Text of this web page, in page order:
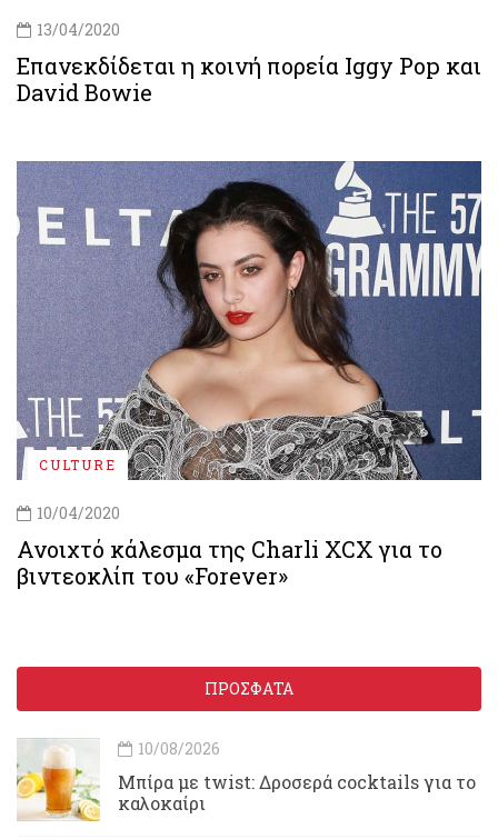
13/04/2020
Επανεκδίδεται η κοινή πορεία Iggy Pop και
David Bowie
CULTURE
10/04/2020
Ανοιχτό κάλεσμα της Charli XCX για το
βιντεοκλίπ του «Forever»
ΠΡΟΣΦΑΤΑ
10/08/2026
Μπίρα με twist: Δροσερά cocktails για το
καλοκαίρι